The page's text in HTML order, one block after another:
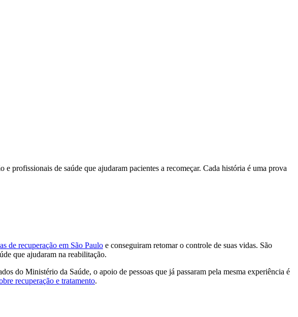
profissionais de saúde que ajudaram pacientes a recomeçar. Cada história é uma prova
de recuperação em São Paulo e conseguiram retomar o controle de suas vidas. São
que ajudaram na reabilitação.
do Ministério da Saúde, o apoio de pessoas que já passaram pela mesma experiência é
recuperação e tratamento.